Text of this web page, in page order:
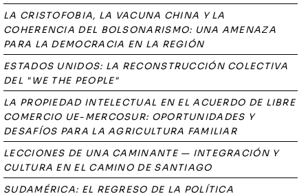
LA CRISTOFOBIA, LA VACUNA CHINA Y LA
COHERENCIA DEL BOLSONARISMO: UNA AMENAZA
PARA LA DEMOCRACIA EN LA REGIÓN
ESTADOS UNIDOS: LA RECONSTRUCCIÓN COLECTIVA
DEL "WE THE PEOPLE"
LA PROPIEDAD INTELECTUAL EN EL ACUERDO DE LIBRE
COMERCIO UE-MERCOSUR: OPORTUNIDADES Y
DESAFÍOS PARA LA AGRICULTURA FAMILIAR
LECCIONES DE UNA CAMINANTE — INTEGRACIÓN Y
CULTURA EN EL CAMINO DE SANTIAGO
SUDAMÉRICA: EL REGRESO DE LA POLÍTICA